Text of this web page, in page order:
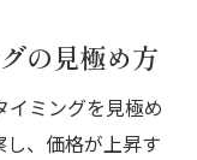
分け方
戦略
の見極め方
ミングを見極め
、価格が上昇す